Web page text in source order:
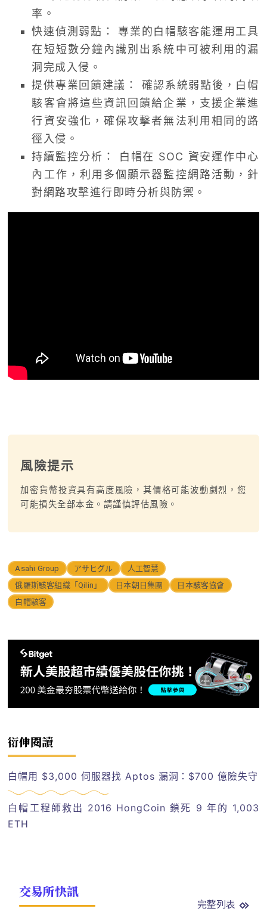
率。
快速偵測弱點： 專業的白帽駭客能運用工具
在短短數分鐘內識別出系統中可被利用的漏
洞完成入侵。
提供專業回饋建議： 確認系統弱點後，白帽
駭客會將這些資訊回饋給企業，支援企業進
行資安強化，確保攻擊者無法利用相同的路
徑入侵。
持續監控分析： 白帽在 SOC 資安運作中心
內工作，利用多個顯示器監控網路活動，針
對網路攻擊進行即時分析與防禦。
風險提示
加密貨幣投資具有高度風險，其價格可能波動劇烈，您
可能損失全部本金。請謹慎評估風險。
Asahi Group アサヒグル
人工智慧
俄羅斯駭客組織「Qilin」
日本朝日集團
日本駭客協會
白帽駭客
衍伸閱讀
白帽用 $3,000 伺服器找 Aptos 漏洞：$700 億險失守
白帽工程師救出 2016 HongCoin 鎖死 9 年的 1,003
ETH
交易所快訊
完整列表